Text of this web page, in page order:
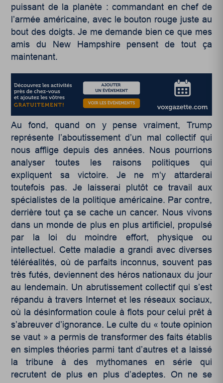
puissant de la planète : commandant en chef de
l’armée américaine, avec le bouton rouge juste au
bout des doigts. Je me demande bien ce que mes
amis du New Hampshire pensent de tout ça
maintenant.
Au fond, quand on y pense vraiment, Trump
représente l’aboutissement d’un mal collectif qui
nous afflige depuis des années. Nous pourrions
analyser toutes les raisons politiques qui
expliquent sa victoire. Je ne m‘y attarderai
toutefois pas. Je laisserai plutôt ce travail aux
spécialistes de la politique américaine. Par contre,
derrière tout ça se cache un cancer. Nous vivons
dans un monde de plus en plus artificiel, propulsé
par la loi du moindre effort, physique ou
intellectuel. Cette maladie a grandi avec diverses
téléréalités, où de parfaits inconnus, souvent pas
très futés, deviennent des héros nationaux du jour
au lendemain. Un abrutissement collectif qui s’est
répandu à travers Internet et les réseaux sociaux,
où la désinformation coule à flots pour celui prêt à
s’abreuver d’ignorance. Le culte du « toute opinion
se vaut » a permis de transformer des faits établis
en simples théories parmi tant d’autres et a laissé
la tribune à des mythomanes en série qui
recrutent de plus en plus d’adeptes. On ne se